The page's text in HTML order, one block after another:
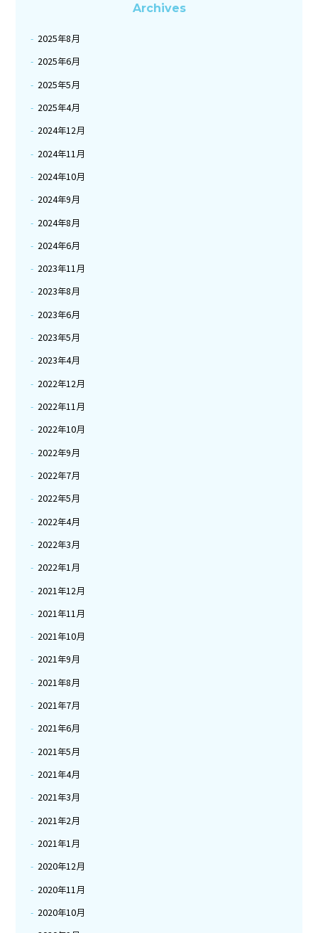
Archives
2025年8月
2025年6月
2025年5月
2025年4月
2024年12月
2024年11月
2024年10月
2024年9月
2024年8月
2024年6月
2023年11月
2023年8月
2023年6月
2023年5月
2023年4月
2022年12月
2022年11月
2022年10月
2022年9月
2022年7月
2022年5月
2022年4月
2022年3月
2022年1月
2021年12月
2021年11月
2021年10月
2021年9月
2021年8月
2021年7月
2021年6月
2021年5月
2021年4月
2021年3月
2021年2月
2021年1月
2020年12月
2020年11月
2020年10月